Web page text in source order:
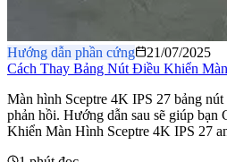
Hướng dẫn phần cứng
21/07/2025
Cách Thay Bảng Nút Điều Khiển
Màn hình Sceptre 4K IPS 27 bảng
phản hồi. Hướng dẫn sau sẽ giúp
Khiển Màn Hình Sceptre 4K IPS 27